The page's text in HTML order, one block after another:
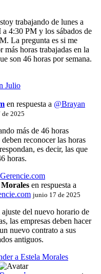
trabajando de lunes a
4:30 PM y los sábados de
La pregunta es si me
más horas trabajadas en la
son 46 horas por semana.
Julio
en respuesta a @Brayan
de 2025
más de 46 horas
deben reconocer las horas
es decir, las que
horas.
en respuesta a
junio 17 de 2025
ajuste del nuevo horario de
las empresas deben hacer
nuevo contrato a sus
antiguos.
a Estela Morales